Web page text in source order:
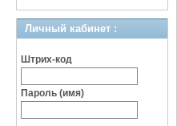
Личный кабинет :
Штрих-код
Пароль (имя)